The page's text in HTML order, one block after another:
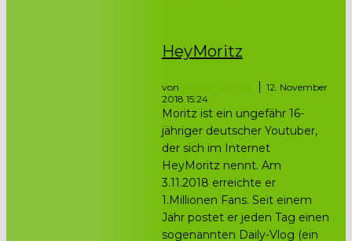
HeyMoritz
von
12. November
2018 15:24
Moritz ist ein ungefähr 16-
jähriger deutscher Youtuber,
der sich im Internet
HeyMoritz nennt. Am
3.11.2018 erreichte er
1.Millionen Fans. Seit einem
Jahr postet er jeden Tag einen
sogenannten Daily-Vlog (ein